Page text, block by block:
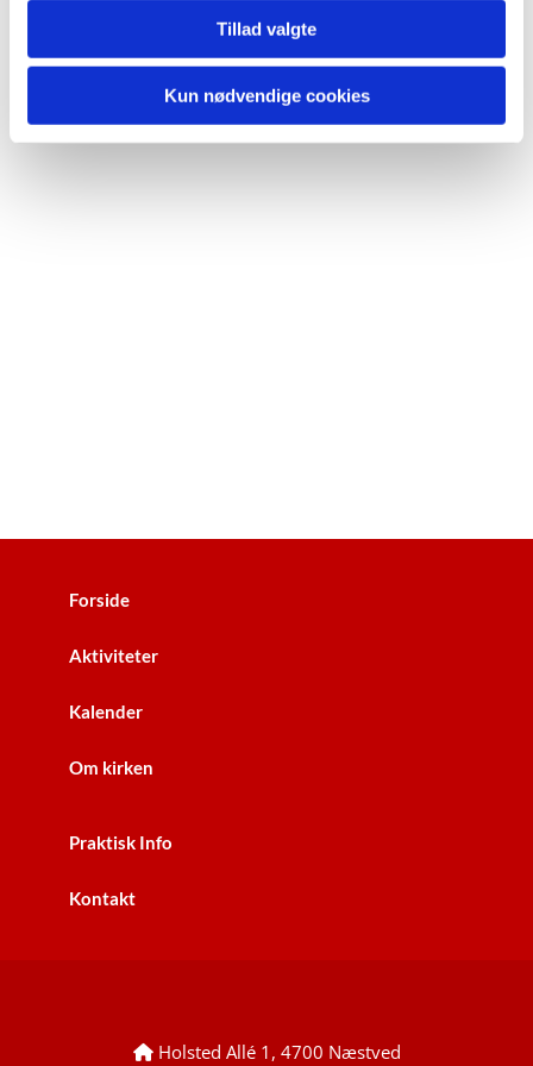
Tillad valgte
Kun nødvendige cookies
Forside
Aktiviteter
Kalender
Om kirken
Praktisk Info
Kontakt
Holsted Allé 1, 4700 Næstved